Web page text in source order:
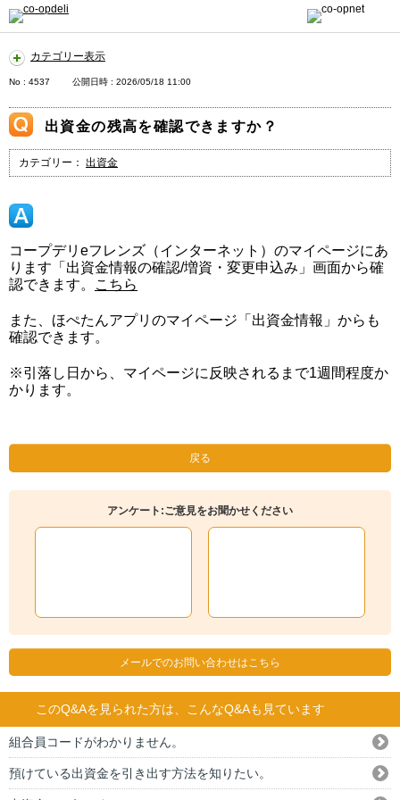
カテゴリー表示
No : 4537 公開日時 : 2026/05/18 11:00
出資金の残高を確認できますか？
カテゴリー： 出資金
コープデリeフレンズ（インターネット）のマイページにあ
ります「出資金情報の確認/増資・変更申込み」画面から確
認できます。
こちら
また、ほぺたんアプリのマイページ「出資金情報」からも
確認できます。
※引落し日から、マイページに反映されるまで1週間程度か
かります。
戻る
アンケート:ご意見をお聞かせください
メールでのお問い合わせはこちら
このQ&Aを見られた方は、こんなQ&Aも見ています
組合員コードがわかりません。
預けている出資金を引き出す方法を知りたい。